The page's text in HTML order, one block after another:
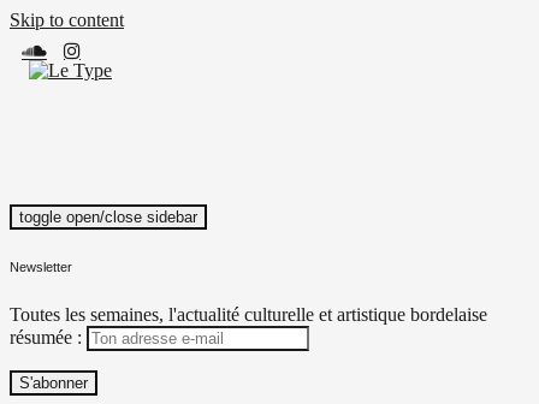
Skip to content
Le Type
Média culturel, indépendant et local.
toggle open/close sidebar
Newsletter
Toutes les semaines, l'actualité culturelle et artistique bordelaise
résumée :